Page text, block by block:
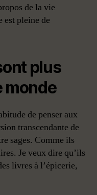
de la vie
est pleine de
plus
monde
de penser aux
transcendante de
sages. Comme ils
Je veux dire qu’ils
livres à l’épicerie,